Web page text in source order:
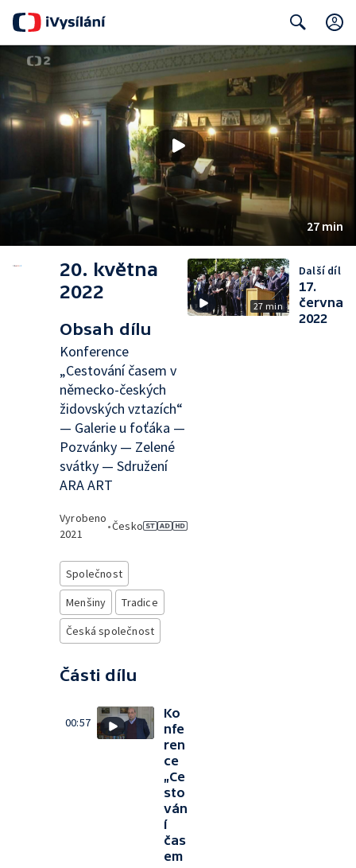
Search
27 min
20. května
2022
Obsah dílu
Konference
„Cestování časem v
německo-českých
židovských vztazích“
— Galerie u foťáka —
Pozvánky — Zelené
svátky — Sdružení
ARA ART
Vyrobeno
2021
•Česko
Společnost
Menšiny
Tradice
Česká společnost
Části dílu
00:57
Ko
nfe
ren
ce
„Ce
sto
ván
í
čas
em
27 min
Další díl
17.
června
2022